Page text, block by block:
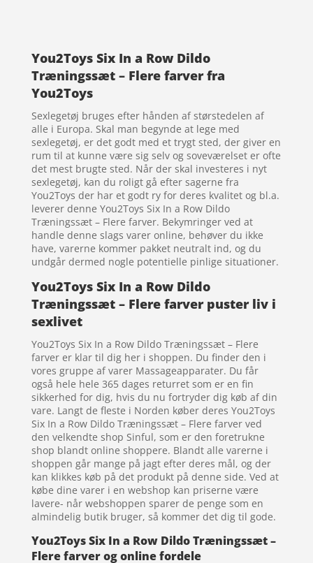
You2Toys Six In a Row Dildo
Træningssæt – Flere farver fra
You2Toys
Sexlegetøj bruges efter hånden af størstedelen af
alle i Europa. Skal man begynde at lege med
sexlegetøj, er det godt med et trygt sted, der giver en
rum til at kunne være sig selv og soveværelset er ofte
det mest brugte sted. Når der skal investeres i nyt
sexlegetøj, kan du roligt gå efter sagerne fra
You2Toys der har et godt ry for deres kvalitet og bl.a.
leverer denne You2Toys Six In a Row Dildo
Træningssæt – Flere farver. Bekymringer ved at
handle denne slags varer online, behøver du ikke
have, varerne kommer pakket neutralt ind, og du
undgår dermed nogle potentielle pinlige situationer.
You2Toys Six In a Row Dildo
Træningssæt – Flere farver puster liv i
sexlivet
You2Toys Six In a Row Dildo Træningssæt – Flere
farver er klar til dig her i shoppen. Du finder den i
vores gruppe af varer Massageapparater. Du får
også hele hele 365 dages returret som er en fin
sikkerhed for dig, hvis du nu fortryder dig køb af din
vare. Langt de fleste i Norden køber deres You2Toys
Six In a Row Dildo Træningssæt – Flere farver ved
den velkendte shop Sinful, som er den foretrukne
shop blandt online shoppere. Blandt alle varerne i
shoppen går mange på jagt efter deres mål, og der
kan klikkes køb på det produkt på denne side. Ved at
købe dine varer i en webshop kan priserne være
lavere- når webshoppen sparer de penge som en
almindelig butik bruger, så kommer det dig til gode.
You2Toys Six In a Row Dildo Træningssæt –
Flere farver og online fordele